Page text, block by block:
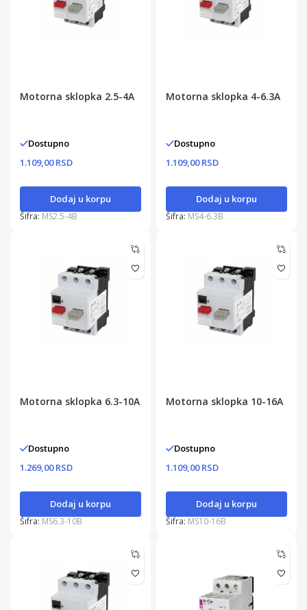
Motorna sklopka 2.5-4A
Dostupno
1.109,00 RSD
Dodaj u korpu
Šifra: MS2.5-4B
Motorna sklopka 4-6.3A
Dostupno
1.109,00 RSD
Dodaj u korpu
Šifra: MS4-6.3B
Motorna sklopka 6.3-10A
Dostupno
1.269,00 RSD
Dodaj u korpu
Šifra: MS6.3-10B
Motorna sklopka 10-16A
Dostupno
1.109,00 RSD
Dodaj u korpu
Šifra: MS10-16B